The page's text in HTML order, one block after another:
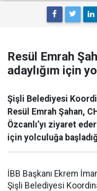
Resül Emrah
adaylığım için
Şişli Belediyesi
Resül Emrah Şahan,
Özcanlı’yı ziyaret
için yolculuğa
İBB Başkanı Ekrem
Şişli Belediyesi